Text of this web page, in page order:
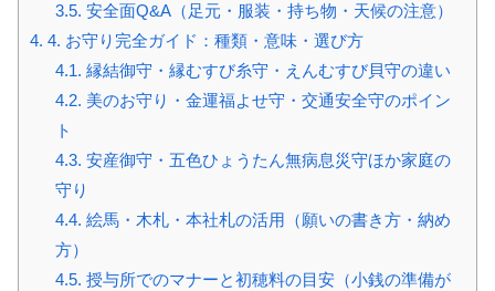
3.5. 安全面Q&A（足元・服装・持ち物・天候の注意）
4. 4. お守り完全ガイド：種類・意味・選び方
4.1. 縁結御守・縁むすび糸守・えんむすび貝守の違い
4.2. 美のお守り・金運福よせ守・交通安全守のポイン
ト
4.3. 安産御守・五色ひょうたん無病息災守ほか家庭の
守り
4.4. 絵馬・木札・本社札の活用（願いの書き方・納め
方）
4.5. 授与所でのマナーと初穂料の目安（小銭の準備が